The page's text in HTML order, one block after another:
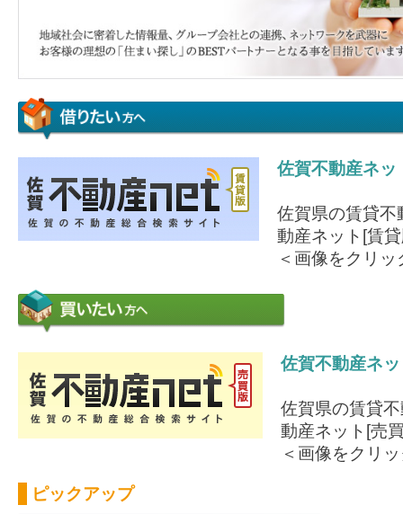
佐賀不動産ネ
佐賀県の賃貸不
動産ネット[賃
＜画像をクリ
佐賀不動産ネ
佐賀県の賃貸
動産ネット[売
＜画像をクリ
ピックアップ